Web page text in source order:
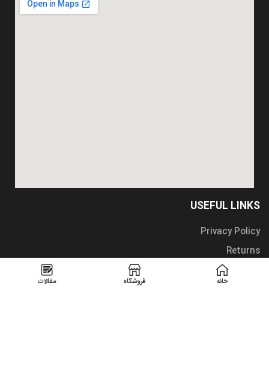
USEFUL LINKS
Privacy Policy
Returns
Terms & Conditions
خانه فروشگاه مقالات